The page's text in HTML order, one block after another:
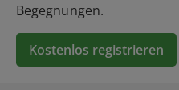
Begegnungen.
Kostenlos registrieren